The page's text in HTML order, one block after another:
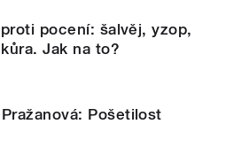
pocení: šalvěj, yzop,
Jak na to?
Pošetilost